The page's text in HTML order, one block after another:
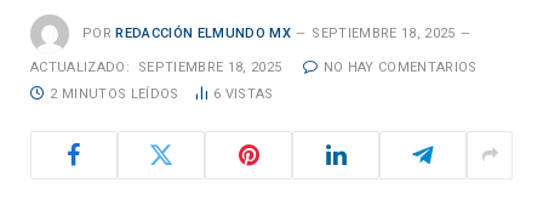
POR REDACCIÓN ELMUNDO MX SEPTIEMBRE 18, 2025
ACTUALIZADO: SEPTIEMBRE 18, 2025
NO HAY COMENTARIOS
2 MINUTOS LEÍDOS
6 VISTAS